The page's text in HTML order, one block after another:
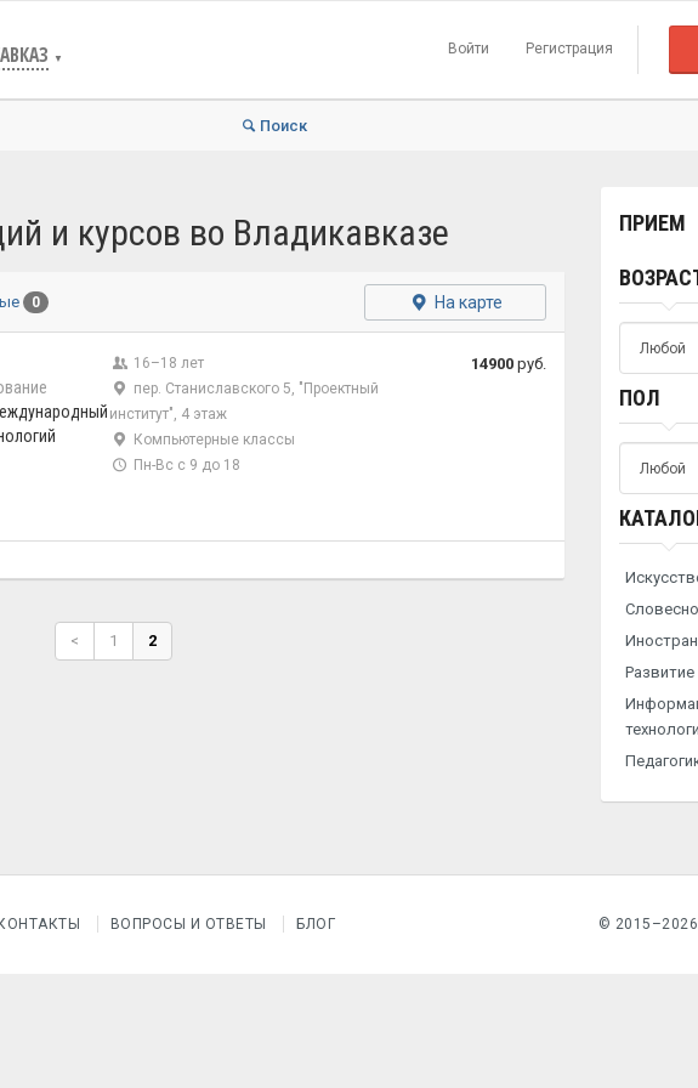
▼
Войти Регистрация
Поиск
и курсов во Владикавказе
0 На карте
16–18 лет
пер. Станиславского 5, "Проектный
институт", 4 этаж
Компьютерные классы
Пн-Вс с 9 до 18
14900руб.
< 1 2
ПРИЕМ
ПОЛ
Развитие
КОНТАКТЫ ВОПРОСЫ И ОТВЕТЫ БЛОГ © 2015–2026